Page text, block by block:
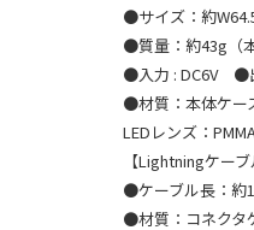
●サイズ：約
●質量：約43g（
●入力 : DC6V ●
●材質：本体ケー
LEDレンズ：
【Lightningケーブ
●ケーブル長：
●材質：コネクタ